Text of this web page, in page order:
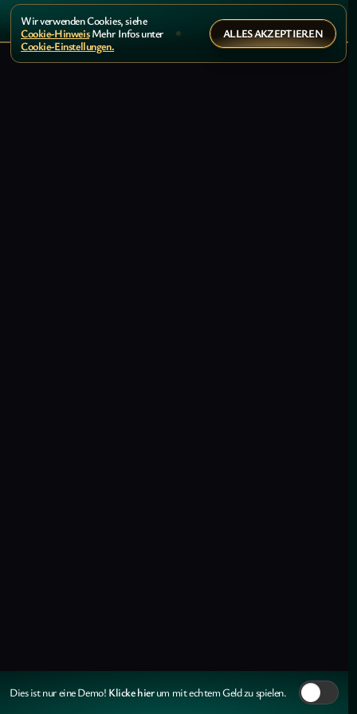
Dies ist nur eine Demo! Klicke hierum mit echtem Geld zu spielen.
Wir verwenden Cookies, siehe
Cookie-HinweisMehr Infos unter
Cookie-Einstellungen.
ALLES AKZEPTIEREN